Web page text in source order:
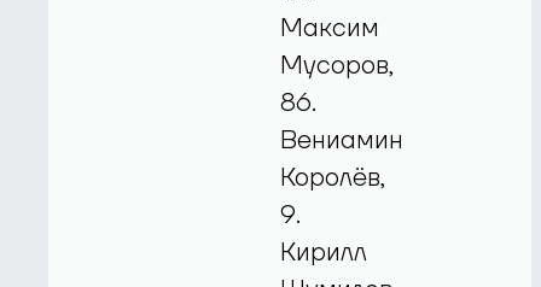
Максим
Мусоров,
86.
Вениамин
Королёв,
9.
Кирилл